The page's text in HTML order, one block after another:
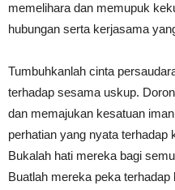
memelihara dan memupuk
hubungan serta kerjasama
Tumbuhkanlah cinta
terhadap sesama uskup.
dan memajukan kesatuan
perhatian yang nyata terhadap
Bukalah hati mereka bagi
Buatlah mereka peka